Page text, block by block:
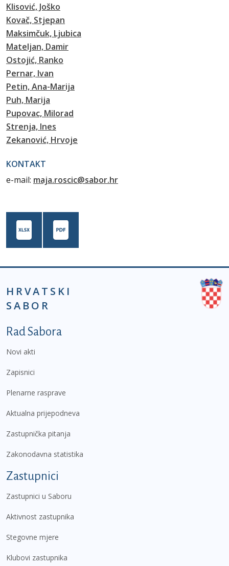
Klisović, Joško
Kovač, Stjepan
Maksimčuk, Ljubica
Mateljan, Damir
Ostojić, Ranko
Pernar, Ivan
Petin, Ana-Marija
Puh, Marija
Pupovac, Milorad
Strenja, Ines
Zekanović, Hrvoje
KONTAKT
e-mail: maja.roscic@sabor.hr
HRVATSKI
SABOR
Podnožje prvi izbornik
Rad Sabora
Novi akti
Zapisnici
Plenarne rasprave
Aktualna prijepodneva
Zastupnička pitanja
Zakonodavna statistika
Zastupnici
Zastupnici u Saboru
Aktivnost zastupnika
Stegovne mjere
Klubovi zastupnika